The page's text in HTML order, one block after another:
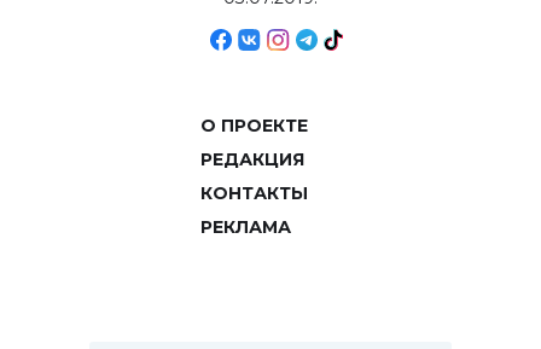
О ПРОЕКТЕ
РЕДАКЦИЯ
КОНТАКТЫ
РЕКЛАМА